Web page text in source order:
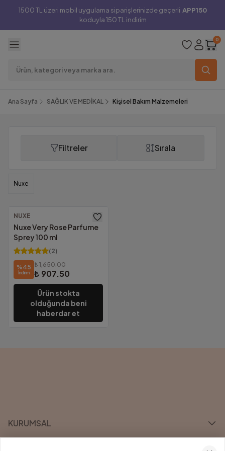
1500 TL üzeri mobil uygulama siparişlerinizde geçerli APP150
koduyla 150 TL indirim
0
Ana Sayfa SAĞLIK VE MEDİKAL Kişisel Bakım Malzemeleri
Filtreler
Kişisel Bakım Malzemeleri Sırala
Nuxe
Ücretsiz Kargo
NUXE
Nuxe Very Rose Parfume
Sprey 100 ml
(2)
%45
İndirim
₺ 1,650.00
₺ 907.50
Ürün stokta
olduğunda beni
haberdar et
KURUMSAL